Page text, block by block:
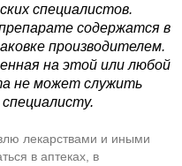
специалистов.
содержатся в
производителем.
на этой или любой
не может служить
лекарствами и иными
в аптеках, в